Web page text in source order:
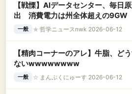
【戦慄】AIデータセンター、毎日
出 消費電力は州全体超えの9GW
一般 ★ 哲学ニュースnwk 2026-06-12
【精肉コーナーのアレ】牛脂、ど
ないwwwwwwww
一般 ☆ まんぷくにゅーす 2026-06-12